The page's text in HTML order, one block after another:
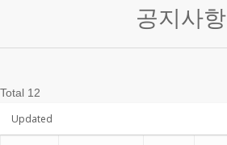
공지사항
Total 12